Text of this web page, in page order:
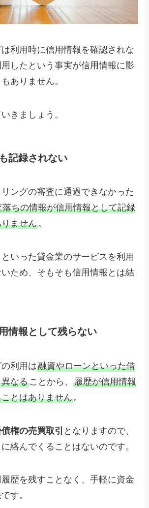
利用時に信用情報を確認されな
したという事実が信用情報に影
ありません。
きましょう。
記録されない
ングの審査に通過できなかった
落ちの情報が信用情報として記録
ません。
いった貸金業のサービスを利用
ため、そもそも信用情報とは結
情報として残らない
利用は融資やローンといった借
なることから、履歴が信用情報
とはありません。
権の売買取引 となりますので、
絡んでくることはないのです。
歴を残すことなく、手軽に資金
す。